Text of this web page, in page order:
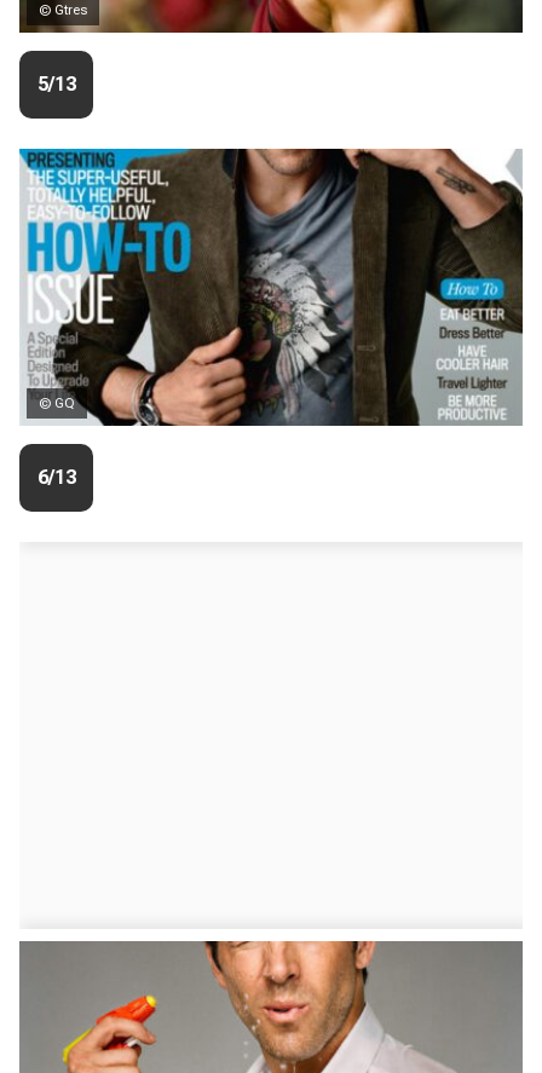
© Gtres
5/13
© GQ
6/13